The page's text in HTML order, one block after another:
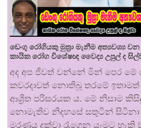
ඩෙංගු රෝගියකු ⁣මුත්‍රා මැනීම අත්‍යවශ්‍ය
කායික රෝග විශේෂඥ වෛද්‍ය උපුල් ද
අද අප ජීවත් වන්නේ මින් පෙර මේ
කවරදාවත් නොතිබූ තරමේ
ආශ්‍රිත පරිසරයක ය. මේ නිසාම
නොමැතිව නිදහසේ සතුටින්
මරණය දක්වා රැගෙන යෑමට හැකි